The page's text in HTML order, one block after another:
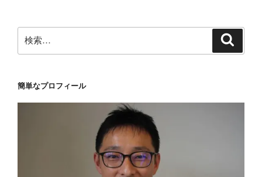
索:
簡単なプロフィール